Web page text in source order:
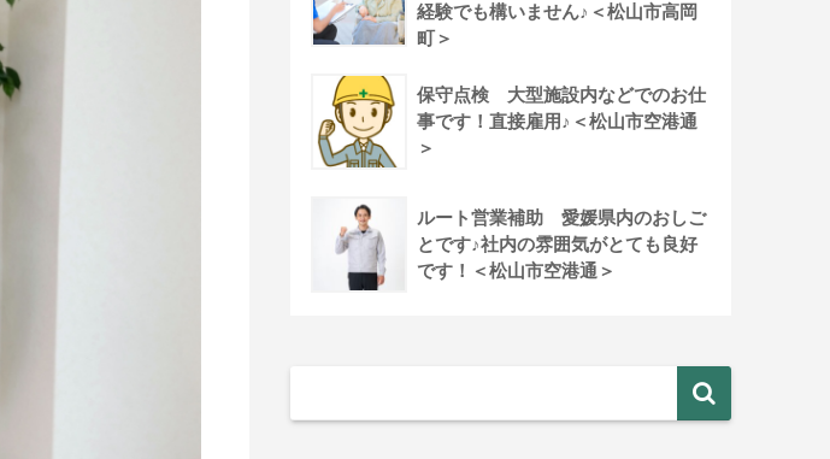
経験でも構いません♪＜松山市高岡
町＞
保守点検 大型施設内などでのお仕
事です！直接雇用♪＜松山市空港通
＞
ルート営業補助 愛媛県内のおしご
とです♪社内の雰囲気がとても良好
です！＜松山市空港通＞